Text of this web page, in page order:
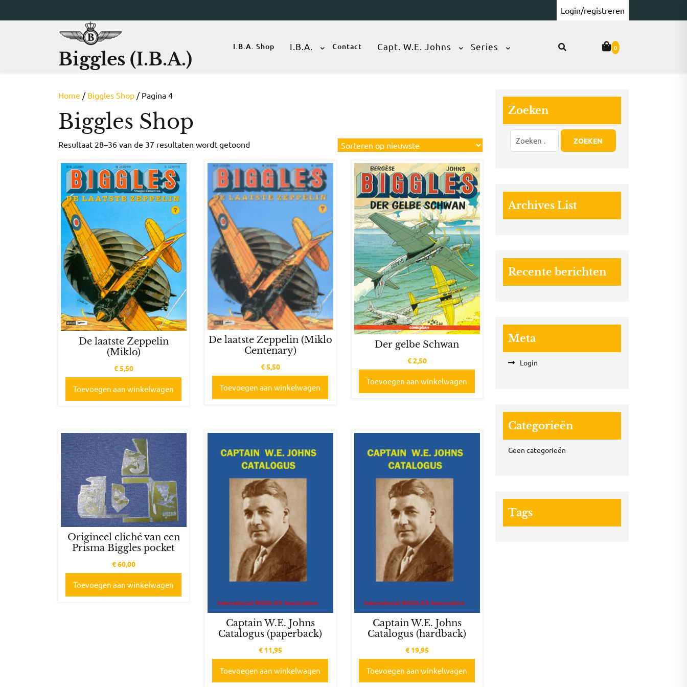
naar
Login/registreren
Biggles (I.B.A.)
I.B.A. Shop I.B.A. Contact Capt. W.E. Johns Series 0
Home / Biggles Shop / Pagina 4
Biggles Shop
Resultaat 28–36 van de 37 resultaten wordt getoondGesorteerd
nieuwste
De laatste Zeppelin
(Miklo)
€5,50
Toevoegen aan winkelwagen
De laatste Zeppelin (Miklo
Centenary)
€5,50
Toevoegen aan winkelwagen
Der gelbe Schwan
€2,50
Toevoegen aan winkelwagen
Origineel cliché van een
Prisma Biggles pocket
€60,00
Toevoegen aan winkelwagen
Captain W.E. Johns
Catalogus (paperback)
€11,95
Toevoegen aan winkelwagen
Captain W.E. Johns
Catalogus (hardback)
€19,95
Toevoegen aan winkelwagen
Zoeken
Archives List
Recente berichten
Meta
Login
Categorieën
Geen categorieën
Tags